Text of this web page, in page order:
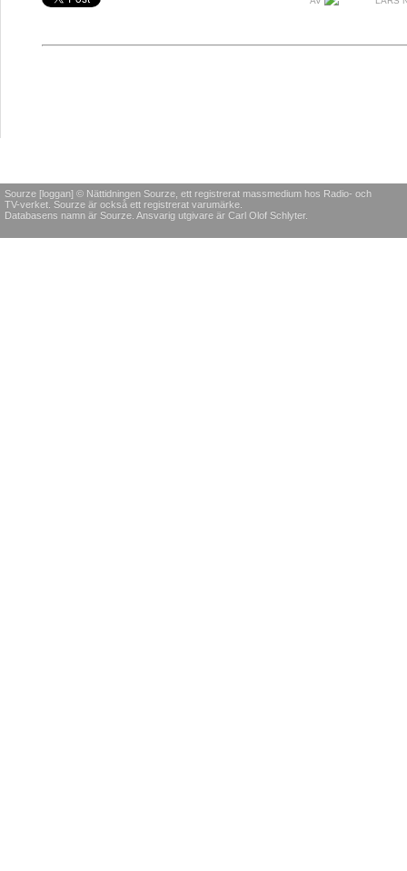
Sourze [loggan] © Nättidningen Sourze, ett registrerat massmedium hos Radio- och
TV-verket. Sourze är också ett registrerat varumärke.
Databasens namn är Sourze. Ansvarig utgivare är Carl Olof Schlyter.